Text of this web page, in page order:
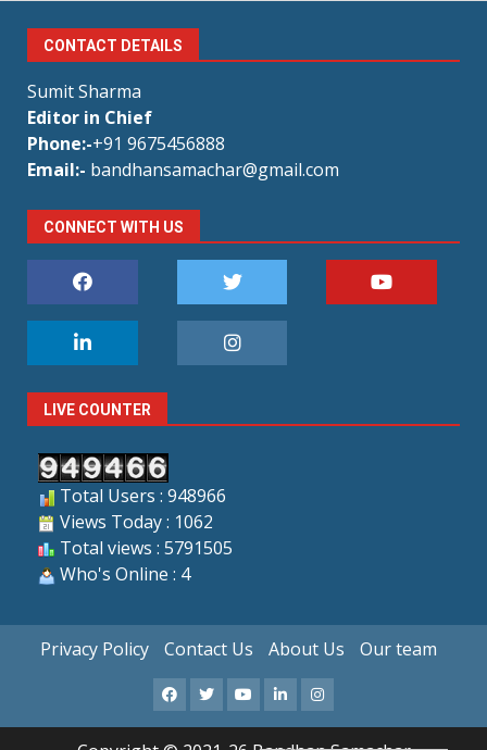
CONTACT DETAILS
Sumit Sharma
Editor in Chief
Phone:-+91 9675456888
Email:- bandhansamachar@gmail.com
CONNECT WITH US
LIVE COUNTER
Total Users : 948966
Views Today : 1062
Total views : 5791505
Who's Online : 4
Privacy Policy Contact Us About Us Our team
Facebook
X YoutubeLinkedInInstagram